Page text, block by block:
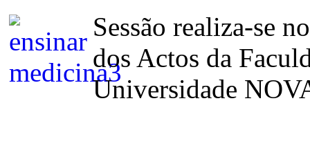
Sessão realiza-se
dos Actos da
Universidade